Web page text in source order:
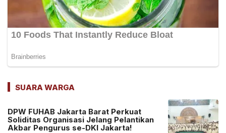
SUARA WARGA
DPW FUHAB Jakarta Barat Perkuat
Soliditas Organisasi Jelang Pelantikan
Akbar Pengurus se-DKI Jakarta!